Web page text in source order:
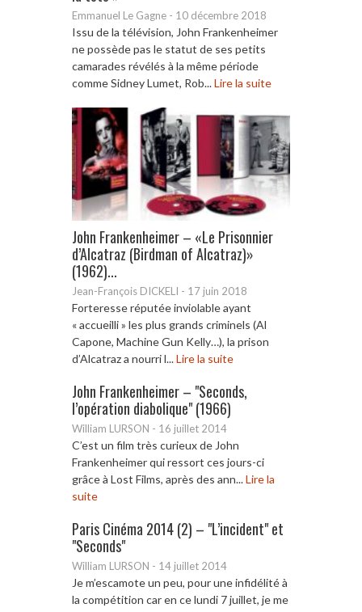
Emmanuel Le Gagne - 10 décembre 2018
Issu de la télévision, John Frankenheimer
ne possède pas le statut de ses petits
camarades révélés à la même période
comme Sidney Lumet, Rob...Lire la suite
John Frankenheimer – «Le Prisonnier
d’Alcatraz (Birdman of Alcatraz)»
(1962)...
Jean-François DICKELI - 17 juin 2018
Forteresse réputée inviolable ayant
« accueilli » les plus grands criminels (Al
Capone, Machine Gun Kelly…), la prison
d’Alcatraz a nourri l...Lire la suite
John Frankenheimer – "Seconds,
l’opération diabolique" (1966)
William LURSON - 16 juillet 2014
C’est un film très curieux de John
Frankenheimer qui ressort ces jours-ci
grâce à Lost Films, après des ann...Lire la
suite
Paris Cinéma 2014 (2) – "L’incident" et
"Seconds"
William LURSON - 14 juillet 2014
Je m’escamote un peu, pour une infidélité à
la compétition car en ce lundi 7 juillet, je me